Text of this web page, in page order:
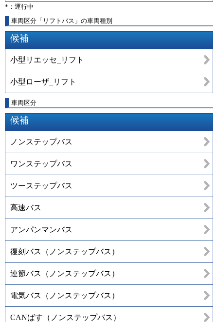
*：運行中
車両区分「リフトバス」の車両種別
候補
小型リエッセ_リフト
小型ローザ_リフト
車両区分
候補
ノンステップバス
ワンステップバス
ツーステップバス
高速バス
アンパンマンバス
復刻バス（ノンステップバス）
連節バス（ノンステップバス）
電気バス（ノンステップバス）
CANばす（ノンステップバス）